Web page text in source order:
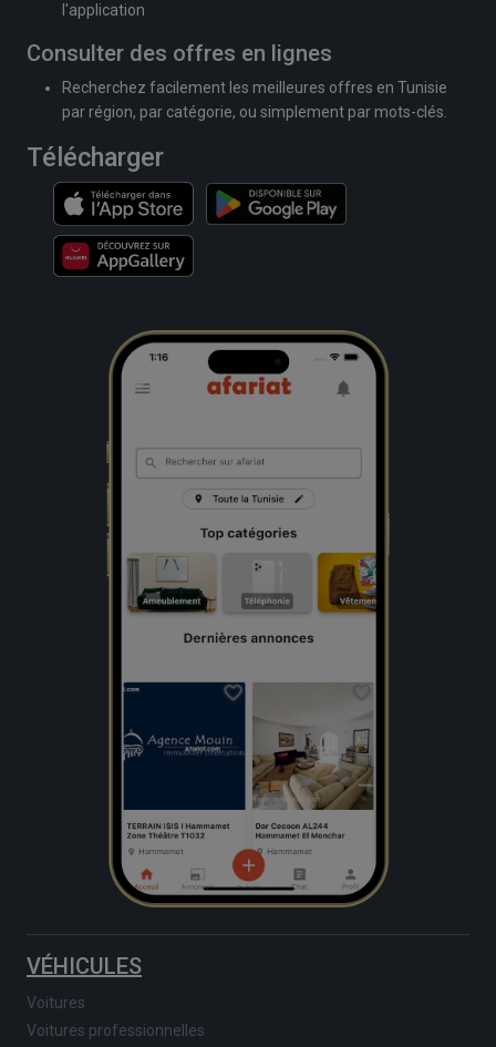
l'application
Consulter des offres en lignes
Recherchez facilement les meilleures offres en Tunisie
par région, par catégorie, ou simplement par mots-clés.
Télécharger
VÉHICULES
Voitures
Voitures professionnelles